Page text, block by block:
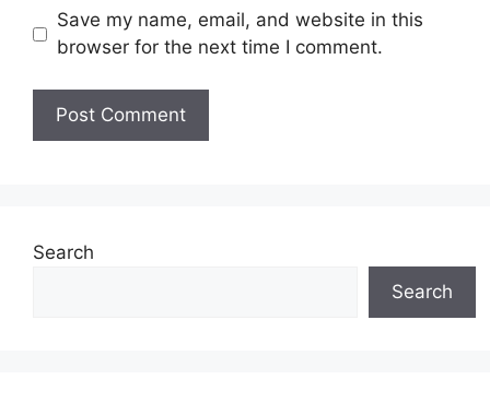
Save my name, email, and website in this
browser for the next time I comment.
Search
Search